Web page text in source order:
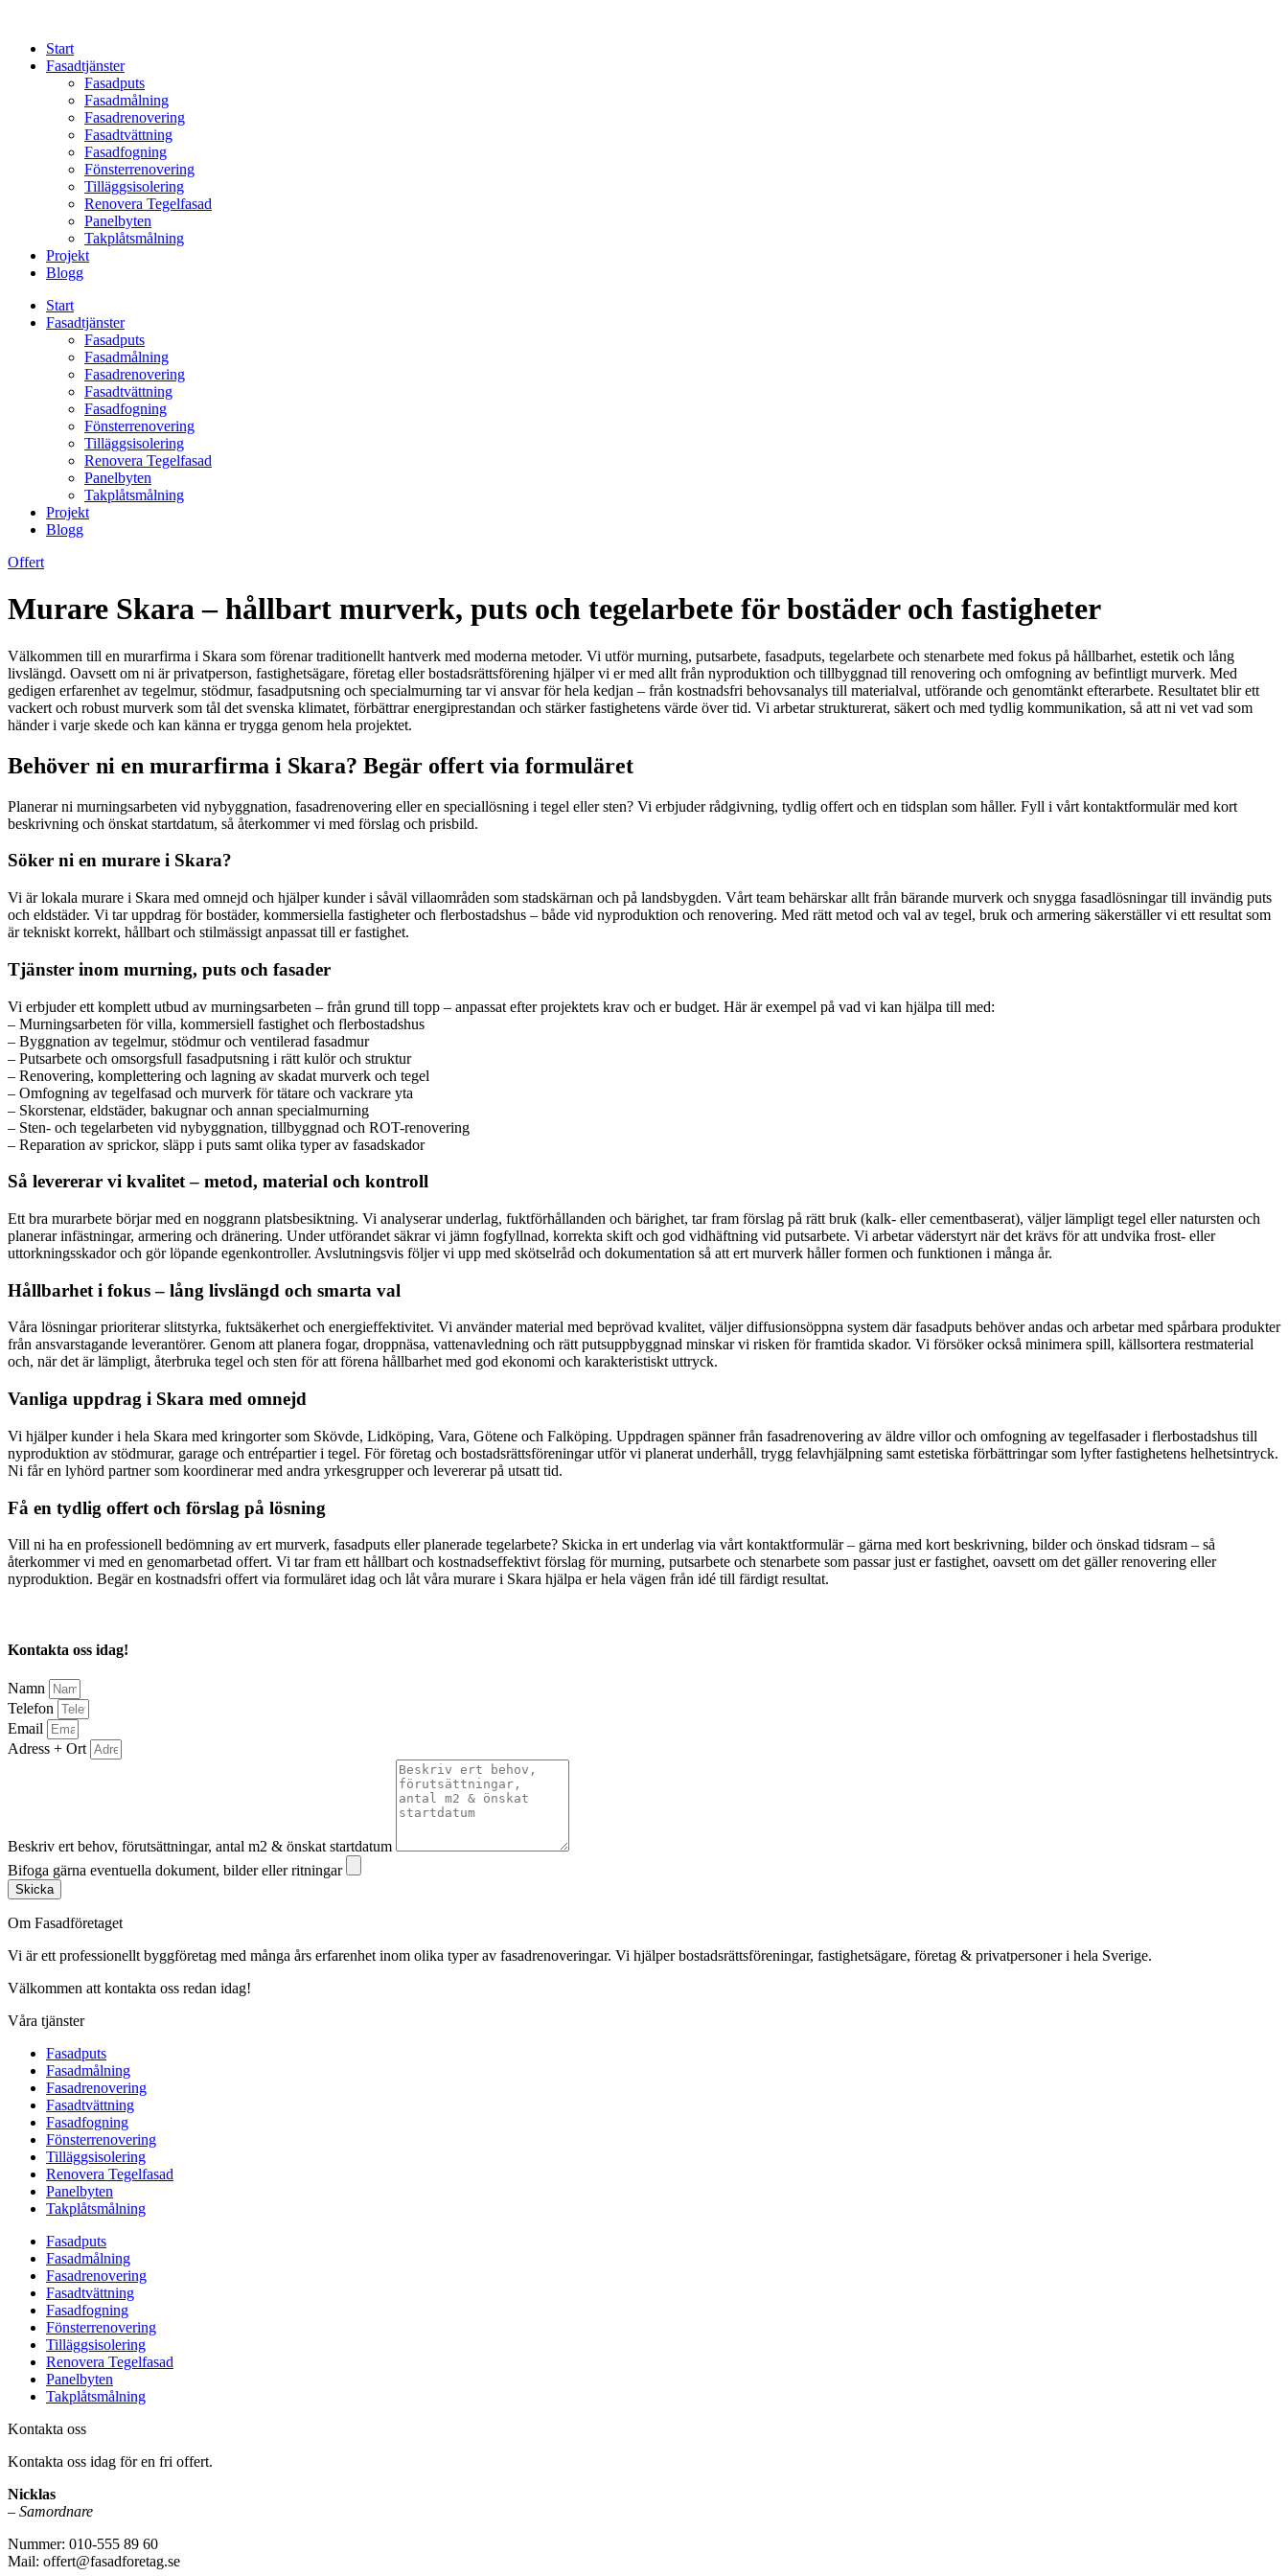
contentStart
Fasadtjänster
Fasadputs
Fasadmålning
Fasadrenovering
Fasadtvättning
Fasadfogning
Fönsterrenovering
Tilläggsisolering
Renovera Tegelfasad
Panelbyten
Takplåtsmålning
Projekt
Blogg
Start
Fasadtjänster
Fasadputs
Fasadmålning
Fasadrenovering
Fasadtvättning
Fasadfogning
Fönsterrenovering
Tilläggsisolering
Renovera Tegelfasad
Panelbyten
Takplåtsmålning
Projekt
Blogg
Offert
Murare Skara – hållbart murverk, puts och tegelarbete för bostäder och fastigheter
Välkommen till en murarfirma i Skara som förenar traditionellt hantverk med moderna metoder. Vi utför murning, putsarbete, fasadputs, tegelarbete och stenarbete med fokus på hållbarhet, estetik och lång
livslängd. Oavsett om ni är privatperson, fastighetsägare, företag eller bostadsrättsförening hjälper vi er med allt från nyproduktion och tillbyggnad till renovering och omfogning av befintligt murverk. Med
gedigen erfarenhet av tegelmur, stödmur, fasadputsning och specialmurning tar vi ansvar för hela kedjan – från kostnadsfri behovsanalys till materialval, utförande och genomtänkt efterarbete. Resultatet blir ett
vackert och robust murverk som tål det svenska klimatet, förbättrar energiprestandan och stärker fastighetens värde över tid. Vi arbetar strukturerat, säkert och med tydlig kommunikation, så att ni vet vad som
händer i varje skede och kan känna er trygga genom hela projektet.
Behöver ni en murarfirma i Skara? Begär offert via formuläret
Planerar ni murningsarbeten vid nybyggnation, fasadrenovering eller en speciallösning i tegel eller sten? Vi erbjuder rådgivning, tydlig offert och en tidsplan som håller. Fyll i vårt kontaktformulär med kort
beskrivning och önskat startdatum, så återkommer vi med förslag och prisbild.
Söker ni en murare i Skara?
Vi är lokala murare i Skara med omnejd och hjälper kunder i såväl villaområden som stadskärnan och på landsbygden. Vårt team behärskar allt från bärande murverk och snygga fasadlösningar till invändig puts
och eldstäder. Vi tar uppdrag för bostäder, kommersiella fastigheter och flerbostadshus – både vid nyproduktion och renovering. Med rätt metod och val av tegel, bruk och armering säkerställer vi ett resultat som
är tekniskt korrekt, hållbart och stilmässigt anpassat till er fastighet.
Tjänster inom murning, puts och fasader
Vi erbjuder ett komplett utbud av murningsarbeten – från grund till topp – anpassat efter projektets krav och er budget. Här är exempel på vad vi kan hjälpa till med:
– Murningsarbeten för villa, kommersiell fastighet och flerbostadshus
– Byggnation av tegelmur, stödmur och ventilerad fasadmur
– Putsarbete och omsorgsfull fasadputsning i rätt kulör och struktur
– Renovering, komplettering och lagning av skadat murverk och tegel
– Omfogning av tegelfasad och murverk för tätare och vackrare yta
– Skorstenar, eldstäder, bakugnar och annan specialmurning
– Sten- och tegelarbeten vid nybyggnation, tillbyggnad och ROT-renovering
– Reparation av sprickor, släpp i puts samt olika typer av fasadskador
Så levererar vi kvalitet – metod, material och kontroll
Ett bra murarbete börjar med en noggrann platsbesiktning. Vi analyserar underlag, fuktförhållanden och bärighet, tar fram förslag på rätt bruk (kalk- eller cementbaserat), väljer lämpligt tegel eller natursten och
planerar infästningar, armering och dränering. Under utförandet säkrar vi jämn fogfyllnad, korrekta skift och god vidhäftning vid putsarbete. Vi arbetar väderstyrt när det krävs för att undvika frost- eller
uttorkningsskador och gör löpande egenkontroller. Avslutningsvis följer vi upp med skötselråd och dokumentation så att ert murverk håller formen och funktionen i många år.
Hållbarhet i fokus – lång livslängd och smarta val
Våra lösningar prioriterar slitstyrka, fuktsäkerhet och energieffektivitet. Vi använder material med beprövad kvalitet, väljer diffusionsöppna system där fasadputs behöver andas och arbetar med spårbara produkter
från ansvarstagande leverantörer. Genom att planera fogar, droppnäsa, vattenavledning och rätt putsuppbyggnad minskar vi risken för framtida skador. Vi försöker också minimera spill, källsortera restmaterial
och, när det är lämpligt, återbruka tegel och sten för att förena hållbarhet med god ekonomi och karakteristiskt uttryck.
Vanliga uppdrag i Skara med omnejd
Vi hjälper kunder i hela Skara med kringorter som Skövde, Lidköping, Vara, Götene och Falköping. Uppdragen spänner från fasadrenovering av äldre villor och omfogning av tegelfasader i flerbostadshus till
nyproduktion av stödmurar, garage och entrépartier i tegel. För företag och bostadsrättsföreningar utför vi planerat underhåll, trygg felavhjälpning samt estetiska förbättringar som lyfter fastighetens helhetsintryck.
Ni får en lyhörd partner som koordinerar med andra yrkesgrupper och levererar på utsatt tid.
Få en tydlig offert och förslag på lösning
Vill ni ha en professionell bedömning av ert murverk, fasadputs eller planerade tegelarbete? Skicka in ert underlag via vårt kontaktformulär – gärna med kort beskrivning, bilder och önskad tidsram – så
återkommer vi med en genomarbetad offert. Vi tar fram ett hållbart och kostnadseffektivt förslag för murning, putsarbete och stenarbete som passar just er fastighet, oavsett om det gäller renovering eller
nyproduktion. Begär en kostnadsfri offert via formuläret idag och låt våra murare i Skara hjälpa er hela vägen från idé till färdigt resultat.
Kontakta oss idag!
Namn
Telefon
Email
Adress + Ort
Beskriv ert behov, förutsättningar, antal m2 & önskat startdatum
Bifoga gärna eventuella dokument, bilder eller ritningar
Skicka
Om Fasadföretaget
Vi är ett professionellt byggföretag med många års erfarenhet inom olika typer av fasadrenoveringar. Vi hjälper bostadsrättsföreningar, fastighetsägare, företag & privatpersoner i hela Sverige.
Välkommen att kontakta oss redan idag!
Våra tjänster
Fasadputs
Fasadmålning
Fasadrenovering
Fasadtvättning
Fasadfogning
Fönsterrenovering
Tilläggsisolering
Renovera Tegelfasad
Panelbyten
Takplåtsmålning
Fasadputs
Fasadmålning
Fasadrenovering
Fasadtvättning
Fasadfogning
Fönsterrenovering
Tilläggsisolering
Renovera Tegelfasad
Panelbyten
Takplåtsmålning
Kontakta oss
Kontakta oss idag för en fri offert.
Nicklas
– Samordnare
Nummer: 010-555 89 60
Mail: offert@fasadforetag.se